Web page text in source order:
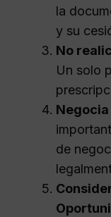
la
y su
No
Un solo
de